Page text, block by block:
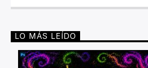
LO MÁS LEÍDO